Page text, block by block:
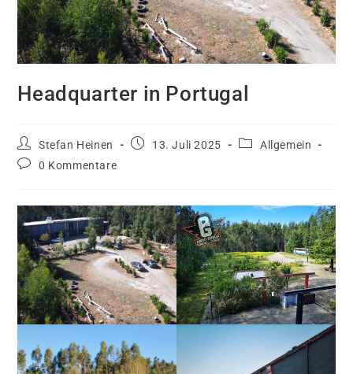
Headquarter in Portugal
Beitrags-
Autor:
Stefan Heinen
Beitrag13. Juli 2025
Beitrags-
Allgemein
Beitrags-
0 Kommentare